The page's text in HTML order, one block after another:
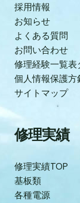
採用情報
お知らせ
よくある質問
お問い合わせ
修理経験一覧表
個人情報保護方
サイトマップ
修理実績
修理実績TOP
基板類
各種電源